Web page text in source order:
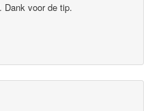
Dank voor de tip.